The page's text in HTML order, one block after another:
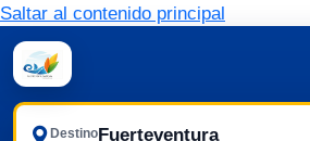
Saltar al contenido principal
Destino